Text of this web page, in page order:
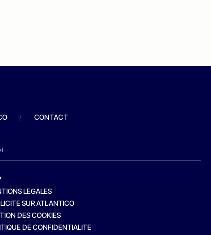
/ CONTACT
LEGALES
SUR ATLANTICO
DES COOKIES
DE CONFIDENTIALITE